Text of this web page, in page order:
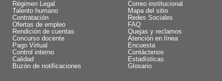
Régimen Legal
Talento humano
Contratación
Ofertas de empleo
Rendición de cuentas
Concurso docente
Pago Virtual
Control interno
Calidad
Buzón de notificaciones
Correo institucional
Mapa del sitio
Redes Sociales
FAQ
Quejas y reclamos
Atención en línea
Encuesta
Contáctenos
Estadísticas
Glosario